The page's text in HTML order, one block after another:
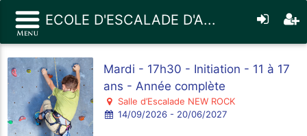
ECOLE D'ESCALADE D'A...
Mardi - 17h30 - Initiation - 11 à 17
ans - Année complète
Salle d’Escalade NEW ROCK
14/09/2026 - 20/06/2027